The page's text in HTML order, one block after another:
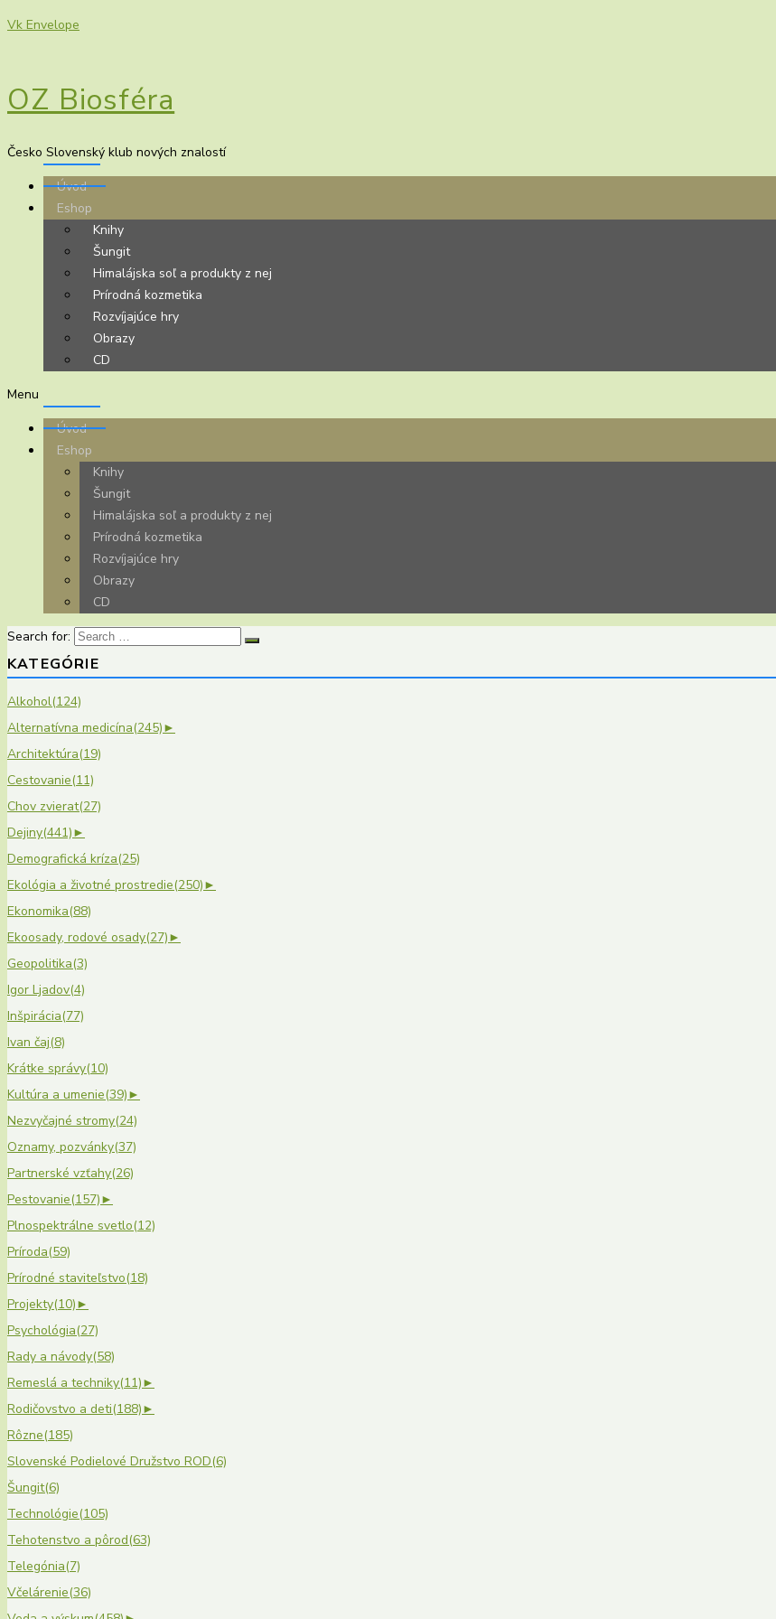
Vk Envelope
OZ Biosféra
Česko Slovenský klub nových znalostí
Úvod
Eshop
Knihy
Šungit
Himalájska soľ a produkty z nej
Prírodná kozmetika
Rozvíjajúce hry
Obrazy
CD
Menu
Úvod
Eshop
Knihy
Šungit
Himalájska soľ a produkty z nej
Prírodná kozmetika
Rozvíjajúce hry
Obrazy
CD
Search for:
KATEGÓRIE
Alkohol(124)
Alternatívna medicína(245)►
Architektúra(19)
Cestovanie(11)
Chov zvierat(27)
Dejiny(441)►
Demografická kríza(25)
Ekológia a životné prostredie(250)►
Ekonomika(88)
Ekoosady, rodové osady(27)►
Geopolitika(3)
Igor Ljadov(4)
Inšpirácia(77)
Ivan čaj(8)
Krátke správy(10)
Kultúra a umenie(39)►
Nezvyčajné stromy(24)
Oznamy, pozvánky(37)
Partnerské vzťahy(26)
Pestovanie(157)►
Plnospektrálne svetlo(12)
Príroda(59)
Prírodné staviteľstvo(18)
Projekty(10)►
Psychológia(27)
Rady a návody(58)
Remeslá a techniky(11)►
Rodičovstvo a deti(188)►
Rôzne(185)
Slovenské Podielové Družstvo ROD(6)
Šungit(6)
Technológie(105)
Tehotenstvo a pôrod(63)
Telegónia(7)
Včelárenie(36)